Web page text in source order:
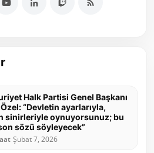
Halk Partisi Genel Başkanı
“Devletin ayarlarıyla,
sinirleriyle oynuyorsunuz; bu
sözü söyleyecek”
Şubat 7, 2026